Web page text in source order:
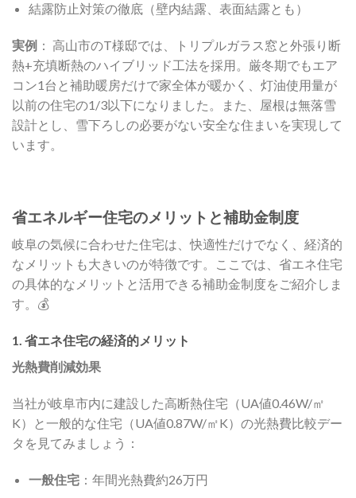
結露防止対策の徹底（壁内結露、表面結露とも）
実例 ： 高山市のT様邸では、トリプルガラス窓と外張り断
熱+充填断熱のハイブリッド工法を採用。厳冬期でもエア
コン1台と補助暖房だけで家全体が暖かく、灯油使用量が
以前の住宅の1/3以下になりました。また、屋根は無落雪
設計とし、雪下ろしの必要がない安全な住まいを実現して
います。
省エネルギー住宅のメリットと補助金制度
岐阜の気候に合わせた住宅は、快適性だけでなく、経済的
なメリットも大きいのが特徴です。ここでは、省エネ住宅
の具体的なメリットと活用できる補助金制度をご紹介しま
す。💰
1. 省エネ住宅の経済的メリット
光熱費削減効果
当社が岐阜市内に建設した高断熱住宅（UA値0.46W/㎡
K）と一般的な住宅（UA値0.87W/㎡K）の光熱費比較デー
タを見てみましょう：
一般住宅：年間光熱費約26万円